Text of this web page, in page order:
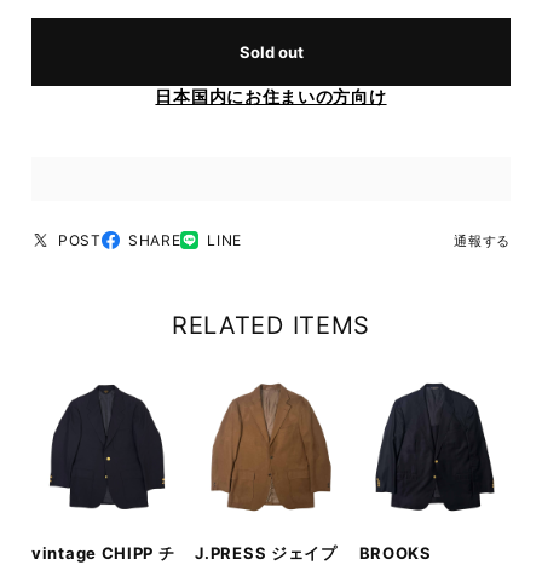
Sold out
日本国内にお住まいの方向け
POST SHARE LINE 通報する
RELATED ITEMS
vintage CHIPP チ
J.PRESS ジェイプ
BROOKS